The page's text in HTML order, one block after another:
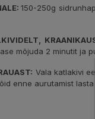
150-250g
mõjuda 2 minutit ja
Vala katlakivi
enne aurutamist